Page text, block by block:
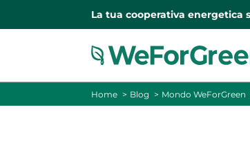
La tua cooperativa energetica
Home Blog Mondo WeForGreen